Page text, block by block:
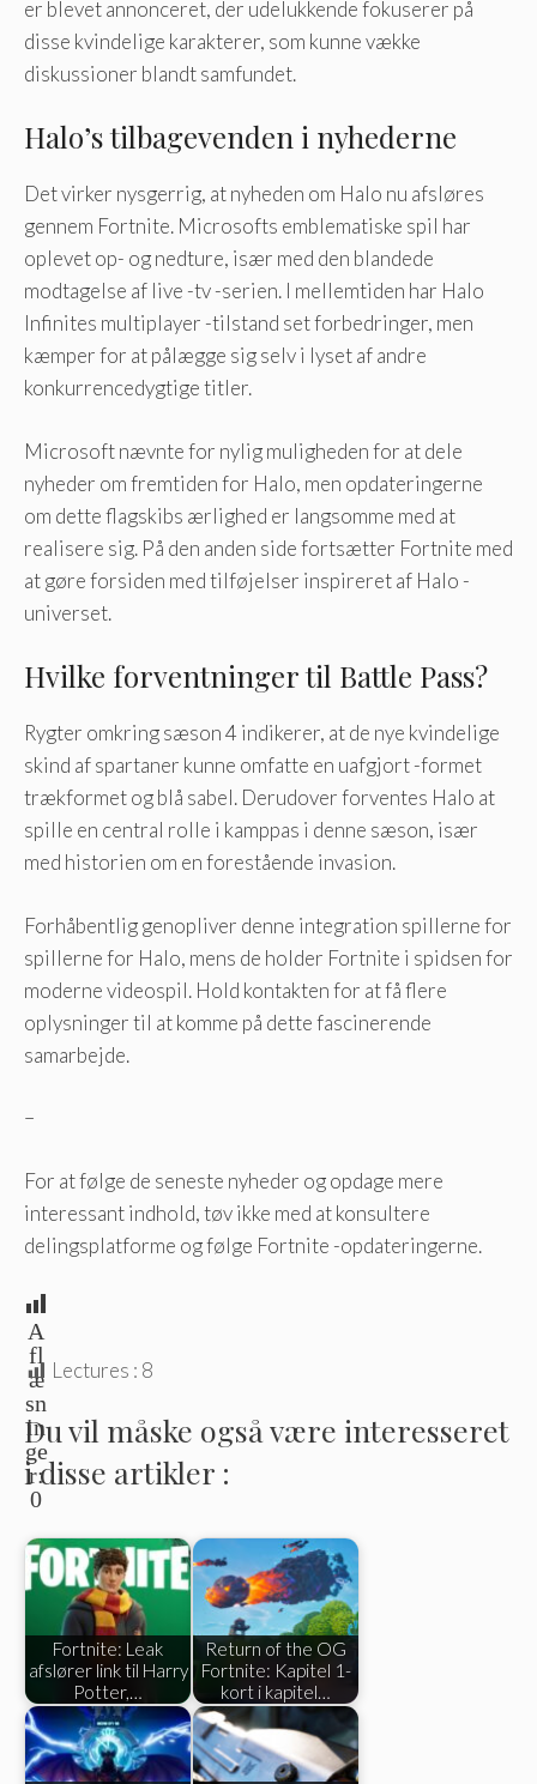
er blevet annonceret, der udelukkende fokuserer på
disse kvindelige karakterer, som kunne vække
diskussioner blandt samfundet.
Halo’s tilbagevenden i nyhederne
Det virker nysgerrig, at nyheden om Halo nu afsløres
gennem Fortnite. Microsofts emblematiske spil har
oplevet op- og nedture, især med den blandede
modtagelse af live -tv -serien. I mellemtiden har Halo
Infinites multiplayer -tilstand set forbedringer, men
kæmper for at pålægge sig selv i lyset af andre
konkurrencedygtige titler.
Microsoft nævnte for nylig muligheden for at dele
nyheder om fremtiden for Halo, men opdateringerne
om dette flagskibs ærlighed er langsomme med at
realisere sig. På den anden side fortsætter Fortnite med
at gøre forsiden med tilføjelser inspireret af Halo -
universet.
Hvilke forventninger til Battle Pass?
Rygter omkring sæson 4 indikerer, at de nye kvindelige
skind af spartaner kunne omfatte en uafgjort -formet
trækformet og blå sabel. Derudover forventes Halo at
spille en central rolle i kamppas i denne sæson, især
med historien om en forestående invasion.
Forhåbentlig genopliver denne integration spillerne for
spillerne for Halo, mens de holder Fortnite i spidsen for
moderne videospil. Hold kontakten for at få flere
oplysninger til at komme på dette fascinerende
samarbejde.
–
For at følge de seneste nyheder og opdage mere
interessant indhold, tøv ikke med at konsultere
delingsplatforme og følge Fortnite -opdateringerne.
A
fl
æ
sn
in
ge
r:
0
Lectures : 8
Du vil måske også være interesseret
i disse artikler :
Fortnite: Leak
afslører link til Harry
Potter,…
Return of the OG
Fortnite: Kapitel 1-
kort i kapitel…